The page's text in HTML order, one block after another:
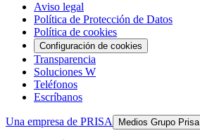
Aviso legal
Política de Protección de Datos
Política de cookies
Configuración de cookies
Transparencia
Soluciones W
Teléfonos
Escríbanos
Una empresa de PRISA Medios Grupo Prisa